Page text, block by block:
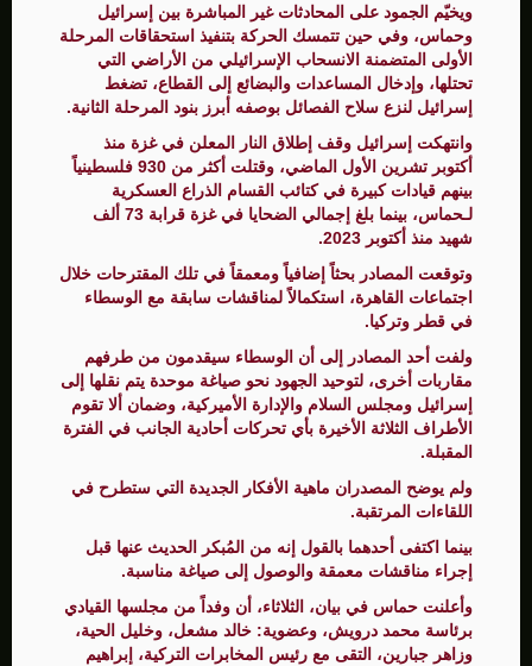
ويخيّم الجمود على المحادثات غير المباشرة بين إسرائيل
وحماس، وفي حين تتمسك الحركة بتنفيذ استحقاقات المرحلة
الأولى المتضمنة الانسحاب الإسرائيلي من الأراضي التي
تحتلها، وإدخال المساعدات والبضائع إلى القطاع، تضغط
إسرائيل لنزع سلاح الفصائل بوصفه أبرز بنود المرحلة الثانية.
وانتهكت إسرائيل وقف إطلاق النار المعلن في غزة منذ
أكتوبر تشرين الأول الماضي، وقتلت أكثر من 930 فلسطينياً
بينهم قيادات كبيرة في كتائب القسام الذراع العسكرية
لـحماس، بينما بلغ إجمالي الضحايا في غزة قرابة 73 ألف
شهيد منذ أكتوبر 2023.
وتوقعت المصادر بحثاً إضافياً ومعمقاً في تلك المقترحات خلال
اجتماعات القاهرة، استكمالاً لمناقشات سابقة مع الوسطاء
في قطر وتركيا.
ولفت أحد المصادر إلى أن الوسطاء سيقدمون من طرفهم
مقاربات أخرى، لتوحيد الجهود نحو صياغة موحدة يتم نقلها إلى
إسرائيل ومجلس السلام والإدارة الأميركية، وضمان ألا تقوم
الأطراف الثلاثة الأخيرة بأي تحركات أحادية الجانب في الفترة
المقبلة.
ولم يوضح المصدران ماهية الأفكار الجديدة التي ستطرح في
اللقاءات المرتقبة.
بينما اكتفى أحدهما بالقول إنه من المُبكر الحديث عنها قبل
إجراء مناقشات معمقة والوصول إلى صياغة مناسبة.
وأعلنت حماس في بيان، الثلاثاء، أن وفداً من مجلسها القيادي
برئاسة محمد درويش، وعضوية: خالد مشعل، وخليل الحية،
وزاهر جبارين، التقى مع رئيس المخابرات التركية، إبراهيم